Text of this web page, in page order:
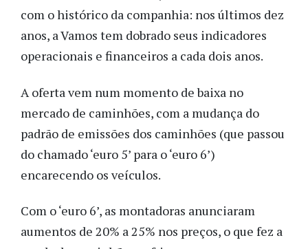
com o histórico da companhia: nos últimos dez
anos, a Vamos tem dobrado seus indicadores
operacionais e financeiros a cada dois anos.
A oferta vem num momento de baixa no
mercado de caminhões, com a mudança do
padrão de emissões dos caminhões (que passou
do chamado ‘euro 5’ para o ‘euro 6’)
encarecendo os veículos.
Com o ‘euro 6’, as montadoras anunciaram
aumentos de 20% a 25% nos preços, o que fez a